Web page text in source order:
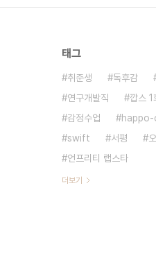
태그
취준생 독후감
연구개발직
깝스 1
감정수업
happo-
swift
서평
언프리티 랩스타
더보기